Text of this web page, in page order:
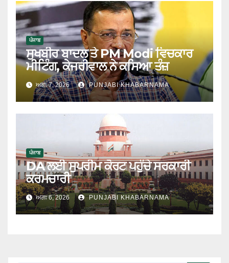
ਪੰਜਾਬ
ਸੁਖਬੀਰ ਬਾਦਲ ਤੇ PM Modi ਵਿਚਕਾਰ
ਮੀਟਿੰਗ, ਕੇਜਰੀਵਾਲ ਨੇ ਕਸਿਆ ਤੰਜ਼
ਅਗਃ 7, 2026 PUNJABI KHABARNAMA
ਪੰਜਾਬ
DA ਲਈ ਸੁਪਰੀਮ ਕੋਰਟ ਪਹੁੰਚੇ ਸਰਕਾਰੀ
ਕਰਮਚਾਰੀ
ਅਗਃ 6, 2026 PUNJABI KHABARNAMA